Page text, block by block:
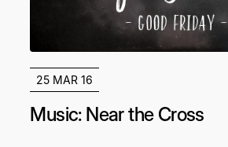
25 MAR 16
Music: Near the Cross